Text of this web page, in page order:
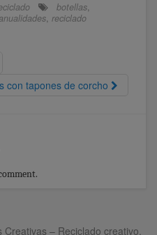
botellas,
, reciclado
con tapones de corcho
– Reciclado creativo.